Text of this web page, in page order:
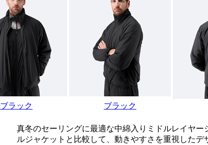
ブラック ブラック
真冬のセーリングに最適な中綿入りミドルレイヤ
ルジャケットと比較して、動きやすさを重視した